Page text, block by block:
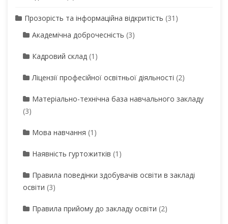
Прозорість та інформаційна відкритість (31)
Академічна доброчесність (3)
Кадровий склад (1)
Ліцензії професійної освітньої діяльності (2)
Матеріально-технічна база навчального закладу
(3)
Мова навчання (1)
Наявність гуртожитків (1)
Правила поведінки здобувачів освіти в закладі
освіти (3)
Правила прийому до закладу освіти (2)